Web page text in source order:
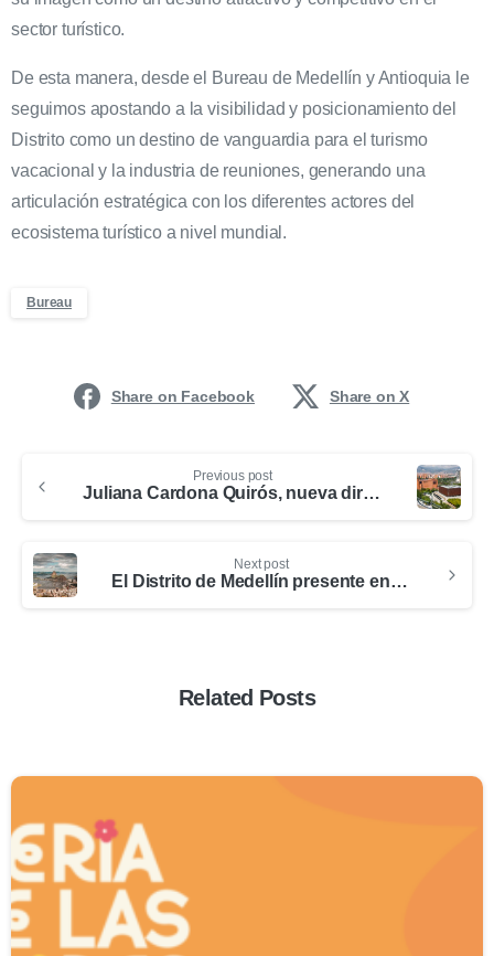
sector turístico.
De esta manera, desde el Bureau de Medellín y Antioquia le
seguimos apostando a la visibilidad y posicionamiento del
Distrito como un destino de vanguardia para el turismo
vacacional y la industria de reuniones, generando una
articulación estratégica con los diferentes actores del
ecosistema turístico a nivel mundial.
Bureau
Share on Facebook Share on X
Previous post
Juliana Cardona Quirós, nueva directora ejecutiva del Bureau de Convenciones de Medellín
Next post
El Distrito de Medellín presente en el workshop de la gira comercial Brasil 2024
Related Posts